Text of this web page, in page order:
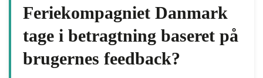
Feriekompagniet Danmark
tage i betragtning baseret på
brugernes feedback?